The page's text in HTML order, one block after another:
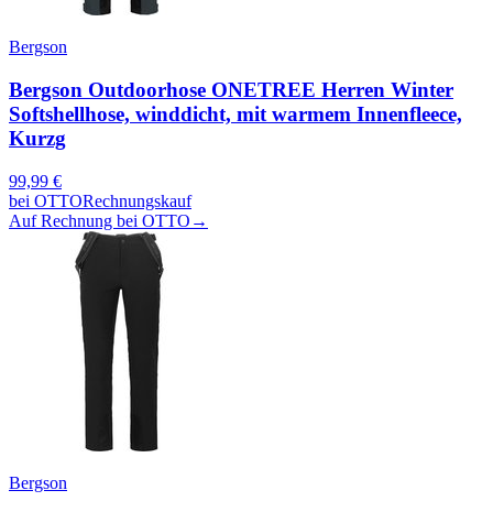
Bergson
Bergson Outdoorhose ONETREE Herren Winter
Softshellhose, winddicht, mit warmem Innenfleece,
Kurzg
99,99 €
bei OTTORechnungskauf
Auf Rechnung bei OTTO →
Bergson